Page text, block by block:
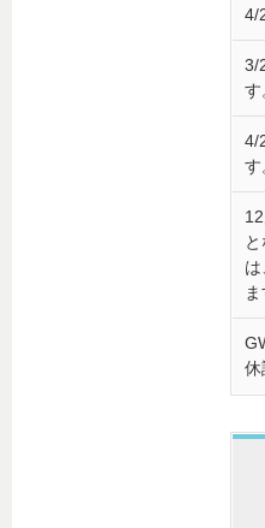
4/
3/
す
4/
す
ま
休